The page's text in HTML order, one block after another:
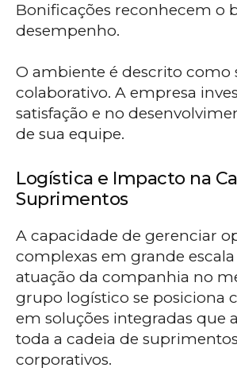
Bonificações reconhecem o
desempenho.
O ambiente é descrito como
colaborativo. A empresa
satisfação e no
de sua equipe.
Logística e Impacto na
Suprimentos
A capacidade de gerenciar
complexas em grande
atuação da companhia no
grupo logístico se posiciona
em soluções integradas que
toda a cadeia de
corporativos.